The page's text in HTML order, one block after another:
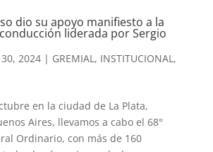
dio su apoyo manifiesto a la
liderada por Sergio
2024| GREMIAL , INSTITUCIONAL ,
en la ciudad de La Plata,
Aires, llevamos a cabo el 68°
Ordinario, con más de 160